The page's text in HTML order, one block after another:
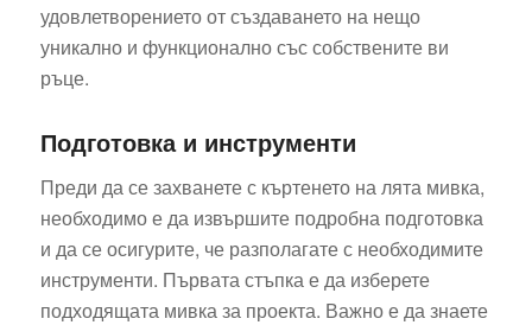
удовлетворението от създаването на нещо
уникално и функционално със собствените ви
ръце.
Подготовка и инструменти
Преди да се захванете с къртенето на лята мивка,
необходимо е да извършите подробна подготовка
и да се осигурите, че разполагате с необходимите
инструменти. Първата стъпка е да изберете
подходящата мивка за проекта. Важно е да знаете